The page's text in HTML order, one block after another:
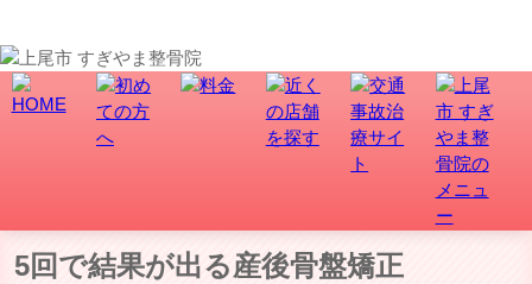
5回で結果が出る産後骨盤矯正